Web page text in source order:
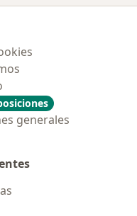
generales